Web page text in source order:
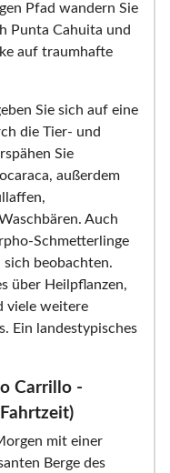
Pfad wandern Sie
Punta Cahuita und
auf traumhafte
Sie sich auf eine
die Tier- und
Sie
außerdem
Auch
Schmetterlinge
sich beobachten.
über Heilpflanzen,
viele weitere
Ein landestypisches
Carrillo -
mit einer
Berge des